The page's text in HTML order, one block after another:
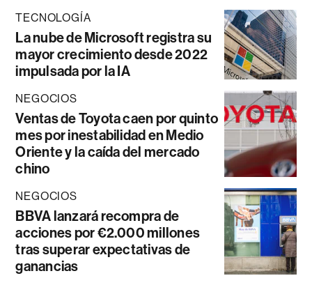
TECNOLOGÍA
La nube de Microsoft registra su
mayor crecimiento desde 2022
impulsada por la IA
NEGOCIOS
Ventas de Toyota caen por quinto
mes por inestabilidad en Medio
Oriente y la caída del mercado
chino
NEGOCIOS
BBVA lanzará recompra de
acciones por €2.000 millones
tras superar expectativas de
ganancias